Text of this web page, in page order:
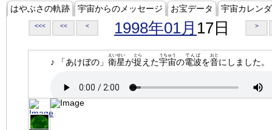
はやぶさの軌跡 宇宙からのメッセージ お宝データ 宇宙カレン
<<< << < 1998年01月 17日 >
♪ 「あけぼの」 衛星
えいせい
が捉
とら
えた宇宙
うちゅう
の電波
でんぱ
を音
おと
にしました。